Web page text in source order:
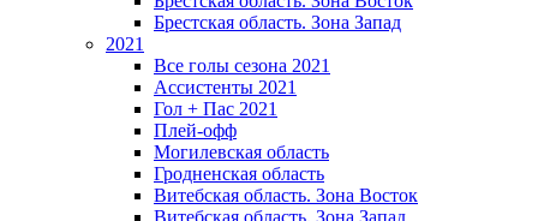
Брестская область. Зона Запад
2021
Все голы сезона 2021
Ассистенты 2021
Гол + Пас 2021
Плей-офф
Могилевская область
Гродненская область
Витебская область. Зона Восток
Витебская область. Зона Запад